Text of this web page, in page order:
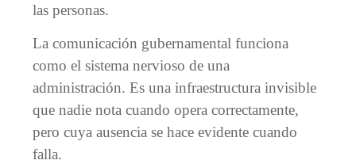
las personas.
La comunicación gubernamental funciona
como el sistema nervioso de una
administración. Es una infraestructura invisible
que nadie nota cuando opera correctamente,
pero cuya ausencia se hace evidente cuando
falla.